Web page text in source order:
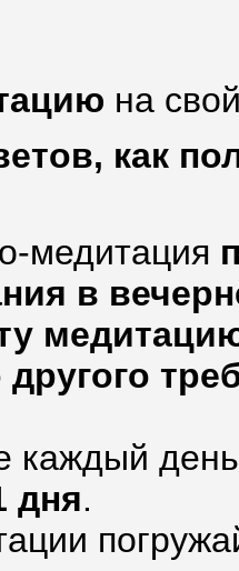
на
как
медитация
в
каждый
дня.